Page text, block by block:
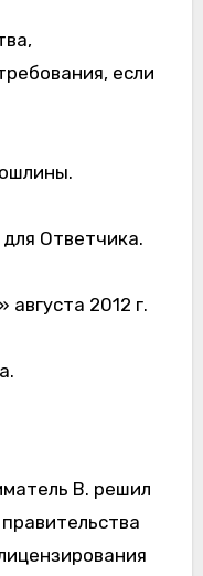
если
для Ответчика.
августа 2012 г.
В. решил